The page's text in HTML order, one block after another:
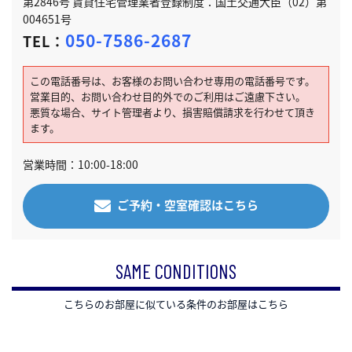
004651号
TEL： 050-7586-2687
この電話番号は、お客様のお問い合わせ専用の電話番号です。
営業目的、お問い合わせ目的外でのご利用はご遠慮下さい。
悪質な場合、サイト管理者より、損害賠償請求を行わせて頂き
ます。
営業時間：10:00-18:00
ご予約・空室確認はこちら
SAME CONDITIONS
こちらのお部屋に似ている条件のお部屋はこちら